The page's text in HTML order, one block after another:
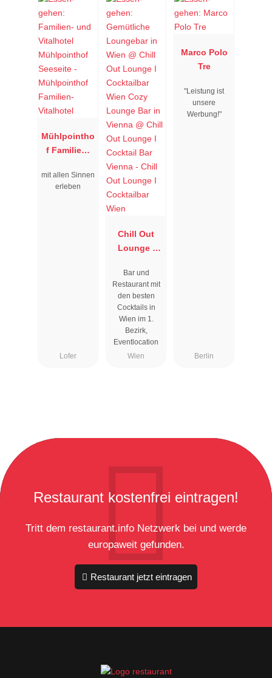
Mühlpointho
f Familien-
mit allen Sinnen
erleben
Lofer
Chill Out
Lounge I
Wien
Bar und
Restaurant mit
den besten
Cocktails in
Wien im 1.
Bezirk,
Eventlocation
Wien
Marco Polo
Tre
"Leistung ist
unsere
Werbung!"
Berlin
Restaurant kostenfrei eintragen!
Tritt dem restaurant.info Netzwerk bei und werde
europaweit gefunden.
Restaurant jetzt eintragen